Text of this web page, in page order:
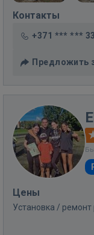
Контакты
+371 *** *** 33
Предложить
Цены
Установка /